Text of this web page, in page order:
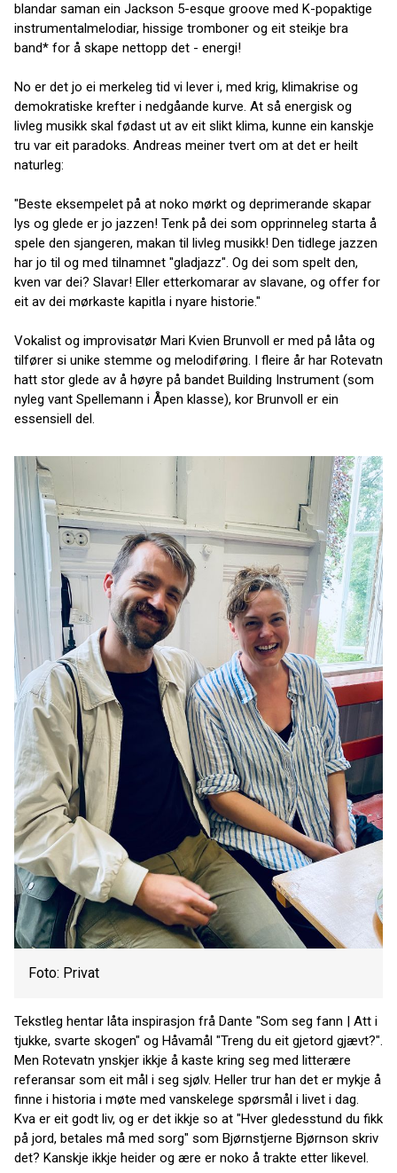
blandar saman ein Jackson 5-esque groove med K-popaktige
instrumentalmelodiar, hissige tromboner og eit steikje bra
band* for å skape nettopp det - energi!
No er det jo ei merkeleg tid vi lever i, med krig, klimakrise og
demokratiske krefter i nedgåande kurve. At så energisk og
livleg musikk skal fødast ut av eit slikt klima, kunne ein kanskje
tru var eit paradoks. Andreas meiner tvert om at det er heilt
naturleg:
"Beste eksempelet på at noko mørkt og deprimerande skapar
lys og glede er jo jazzen! Tenk på dei som opprinneleg starta å
spele den sjangeren, makan til livleg musikk! Den tidlege jazzen
har jo til og med tilnamnet "gladjazz". Og dei som spelt den,
kven var dei? Slavar! Eller etterkomarar av slavane, og offer for
eit av dei mørkaste kapitla i nyare historie."
Vokalist og improvisatør Mari Kvien Brunvoll er med på låta og
tilfører si unike stemme og melodiføring. I fleire år har Rotevatn
hatt stor glede av å høyre på bandet Building Instrument (som
nyleg vant Spellemann i Åpen klasse), kor Brunvoll er ein
essensiell del.
Foto: Privat
Tekstleg hentar låta inspirasjon frå Dante "Som seg fann | Att i
tjukke, svarte skogen" og Håvamål "Treng du eit gjetord gjævt?".
Men Rotevatn ynskjer ikkje å kaste kring seg med litterære
referansar som eit mål i seg sjølv. Heller trur han det er mykje å
finne i historia i møte med vanskelege spørsmål i livet i dag.
Kva er eit godt liv, og er det ikkje so at "Hver gledesstund du fikk
på jord, betales må med sorg" som Bjørnstjerne Bjørnson skriv
det? Kanskje ikkje heider og ære er noko å trakte etter likevel.